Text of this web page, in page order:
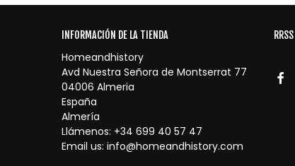
INFORMACIÓN DE LA TIENDA
Homeandhistory
Avd Nuestra Señora de Montserrat 77
04006 Almeria
España
Almería
Llámenos: +34 699 40 57 47
Email us: info@homeandhistory.com
RRSS